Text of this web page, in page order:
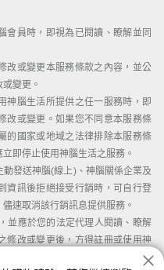
會員時，即視為已閱讀、瞭解並同
改或變更本服務條款之內容，並公
變更。
神腦生活所提供之任一服務時，即
改或變更。如果您不同意本服務條
的國家或地域之法律排除本服務條
即停止使用神腦生活之服務。
發送神腦(線上)、神腦關係企業及
資訊後拒絕接受行銷時，可自行登
速取消該行銷訊息提供服務。
並應於您的法定代理人閱讀、瞭解
修改或變更後，方得註冊或使用神
所提供之任一服務時，即推定您的